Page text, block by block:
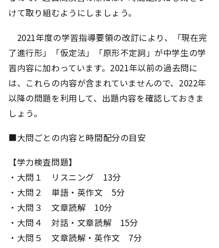
けて取り組むようにしましょう。
2021年度の学習指導要領の改訂により、「現在完
了進行形」「仮定法」「原形不定詞」が中学生の学
習内容に加わっています。2021年以前の過去問に
は、これらの内容が含まれていませんので、2022年
以降の問題を利用して、出題内容を確認しておきま
しょう。
■大問ごとの内容と時間配分の目安
【学力検査問題】
・大問１ リスニング 13分
・大問２ 単語・英作文 5分
・大問３ 文章読解 10分
・大問４ 対話・文章読解 15分
・大問５ 文章読解・英作文 7分